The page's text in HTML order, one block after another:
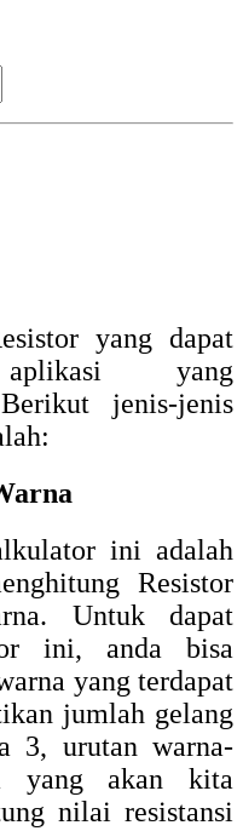
yang dapat
yang
jenis-jenis
ini adalah
Resistor
Untuk dapat
ini, anda bisa
yang terdapat
jumlah gelang
3, urutan warna-
yang akan kita
nilai resistansi